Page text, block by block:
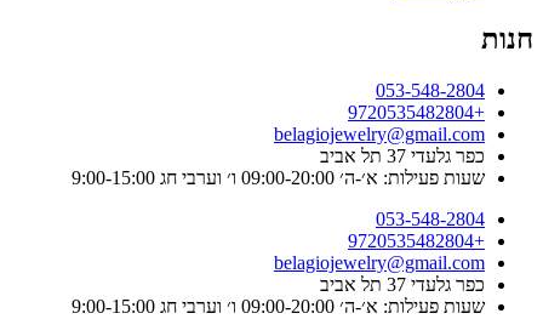
חנות
053-548-2804
+9720535482804
belagiojewelry@gmail.com
כפר גלעדי 37 תל אביב
שעות פעילות: א׳-ה׳ 09:00-20:00 ו׳ וערבי חג 9:00-15:00
053-548-2804
+9720535482804
belagiojewelry@gmail.com
כפר גלעדי 37 תל אביב
שעות פעילות: א׳-ה׳ 09:00-20:00 ו׳ וערבי חג 9:00-15:00